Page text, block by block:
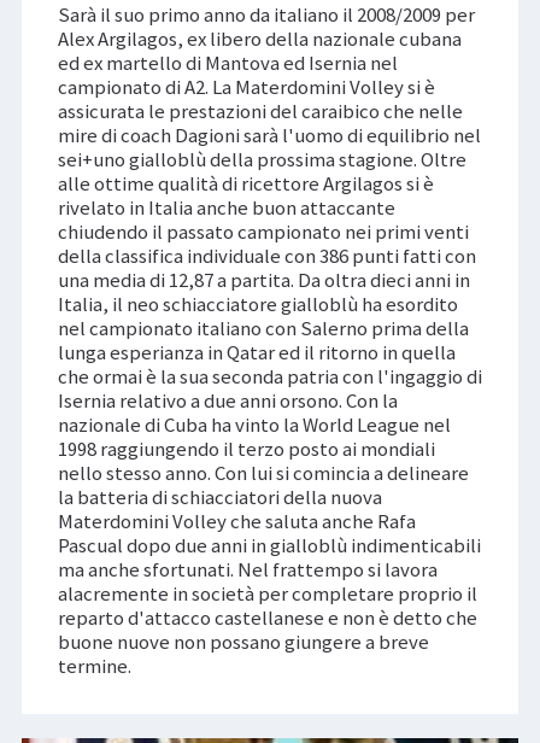
Sarà il suo primo anno da italiano il 2008/2009 per
Alex Argilagos, ex libero della nazionale cubana
ed ex martello di Mantova ed Isernia nel
campionato di A2. La Materdomini Volley si è
assicurata le prestazioni del caraibico che nelle
mire di coach Dagioni sarà l'uomo di equilibrio nel
sei+uno gialloblù della prossima stagione. Oltre
alle ottime qualità di ricettore Argilagos si è
rivelato in Italia anche buon attaccante
chiudendo il passato campionato nei primi venti
della classifica individuale con 386 punti fatti con
una media di 12,87 a partita. Da oltra dieci anni in
Italia, il neo schiacciatore gialloblù ha esordito
nel campionato italiano con Salerno prima della
lunga esperianza in Qatar ed il ritorno in quella
che ormai è la sua seconda patria con l'ingaggio di
Isernia relativo a due anni orsono. Con la
nazionale di Cuba ha vinto la World League nel
1998 raggiungendo il terzo posto ai mondiali
nello stesso anno. Con lui si comincia a delineare
la batteria di schiacciatori della nuova
Materdomini Volley che saluta anche Rafa
Pascual dopo due anni in gialloblù indimenticabili
ma anche sfortunati. Nel frattempo si lavora
alacremente in società per completare proprio il
reparto d'attacco castellanese e non è detto che
buone nuove non possano giungere a breve
termine.